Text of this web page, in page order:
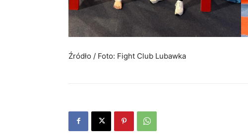
Źródło / Foto: Fight Club Lubawka